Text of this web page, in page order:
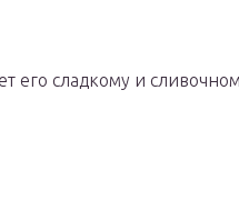
его сладкому и